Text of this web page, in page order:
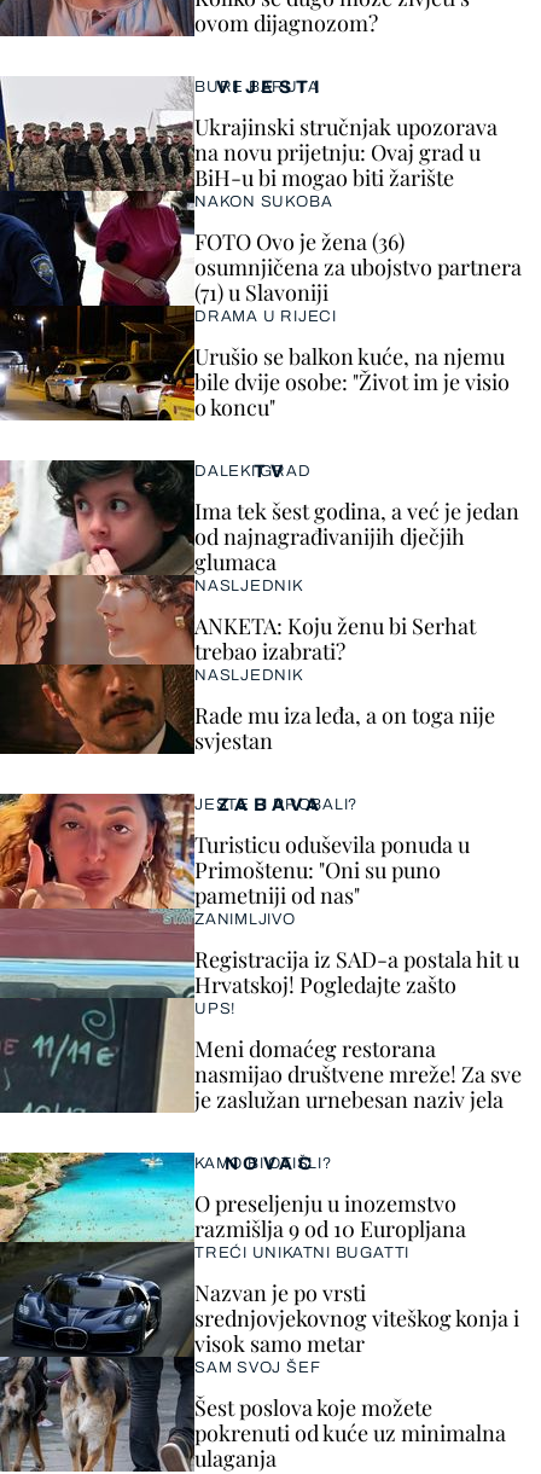
VIJESTI
BURE BARUTA
Ukrajinski stručnjak upozorava
na novu prijetnju: Ovaj grad u
BiH-u bi mogao biti žarište
NAKON SUKOBA
FOTO Ovo je žena (36)
osumnjičena za ubojstvo partnera
(71) u Slavoniji
DRAMA U RIJECI
Urušio se balkon kuće, na njemu
bile dvije osobe: "Život im je visio
o koncu"
ovom dijagnozom?
ZABAVA
JESTE LI PROBALI?
Turisticu oduševila ponuda u
Primoštenu: "Oni su puno
pametniji od nas"
ZANIMLJIVO
Registracija iz SAD-a postala hit u
Hrvatskoj! Pogledajte zašto
UPS!
Meni domaćeg restorana
nasmijao društvene mreže! Za sve
je zaslužan urnebesan naziv jela
TV
DALEKI GRAD
Ima tek šest godina, a već je jedan
od najnagrađivanijih dječjih
glumaca
NASLJEDNIK
ANKETA: Koju ženu bi Serhat
trebao izabrati?
NASLJEDNIK
Rade mu iza leđa, a on toga nije
svjestan
NOVAC
KAMO BI OTIŠLI?
O preseljenju u inozemstvo
razmišlja 9 od 10 Europljana
TREĆI UNIKATNI BUGATTI
Nazvan je po vrsti
srednjovjekovnog viteškog konja i
visok samo metar
SAM SVOJ ŠEF
Šest poslova koje možete
pokrenuti od kuće uz minimalna
ulaganja